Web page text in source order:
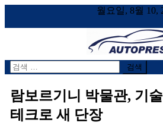
월요일, 8월 10,
AUTOPRESS
오토프레스, 자동차시승기, 자동차,
검
색
어:
람보르기니 박물관, 기
테크로 새 단장